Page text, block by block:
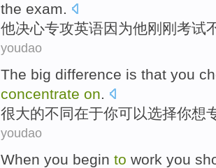
the exam.
他决心专攻英语因为他刚刚 考试
youdao
The big difference is that you
concentrate on.
很大的不同在于你可以选择你想
youdao
When you begin to work you